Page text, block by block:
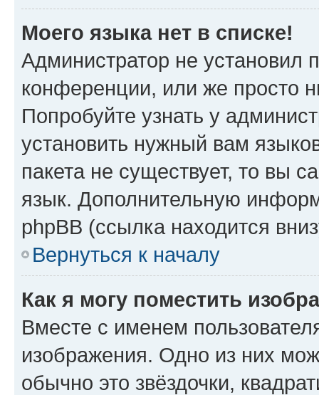
Моего языка нет в списке!
Администратор не установил
конференции, или же просто
Попробуйте узнать у
установить нужный вам
пакета не существует, то вы
язык. Дополнительную
phpBB (ссылка находится
Вернуться к началу
Как я могу поместить
Вместе с именем
изображения. Одно из них
обычно это звёздочки,